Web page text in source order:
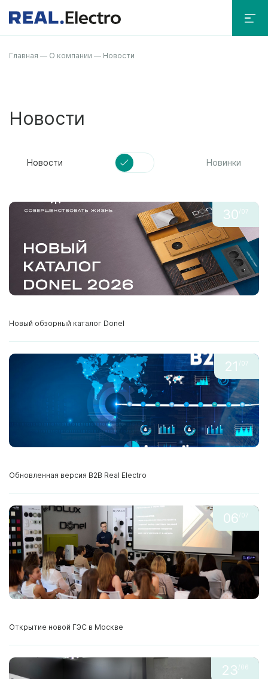
Главная — О компании — Новости
Новости
Новости Новинки
30/07
Новый обзорный каталог Donel
21 /07
Обновленная версия В2В Real Electro
06/07
Открытие новой ГЭС в Москве
23/06